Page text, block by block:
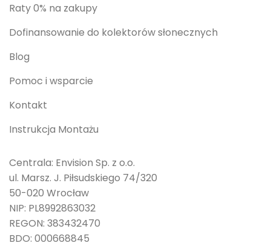
Raty 0% na zakupy
Dofinansowanie do kolektorów słonecznych
Blog
Pomoc i wsparcie
Kontakt
Instrukcja Montażu
Centrala: Envision Sp. z o.o.
ul. Marsz. J. Piłsudskiego 74/320
50-020 Wrocław
NIP: PL8992863032
REGON: 383432470
BDO: 000668845